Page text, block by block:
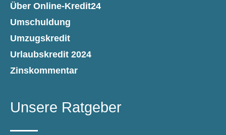
Über Online-Kredit24
Umschuldung
Umzugskredit
Urlaubskredit 2024
Zinskommentar
Unsere Ratgeber